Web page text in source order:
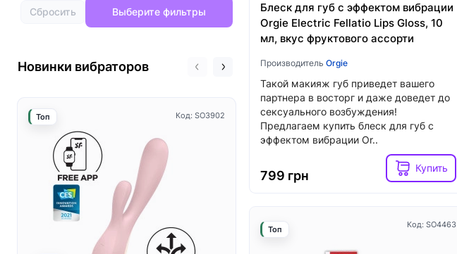
Сбросить Выберите фильтры
Новинки вибраторов
Код: SO3902
Топ Топ
Блеск для губ с эффектом вибрации
Orgie Electric Fellatio Lips Gloss, 10
мл, вкус фруктового ассорти
Производитель Orgie
Такой макияж губ приведет вашего
партнера в восторг и даже доведет до
сексуального возбуждения!
Предлагаем купить блеск для губ с
эффектом вибрации Or..
799 грн
Купить
Код: SO4463
Топ